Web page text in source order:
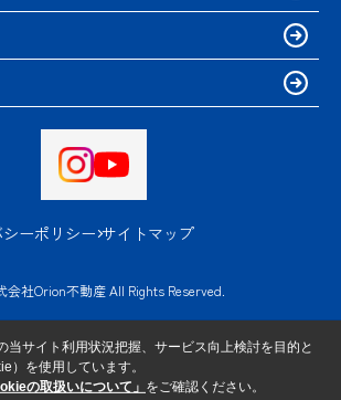
ーポリシー サイトマップ
会社Orion不動産 All Rights Reserved.
当サイト利用状況把握、サービス向上検討を目的と
）を使用しています。
の取扱いについて」 をご確認ください。